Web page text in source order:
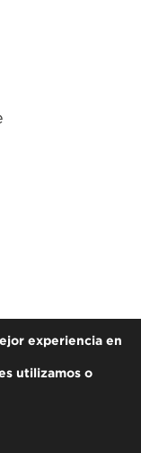
experiencia en
utilizamos o